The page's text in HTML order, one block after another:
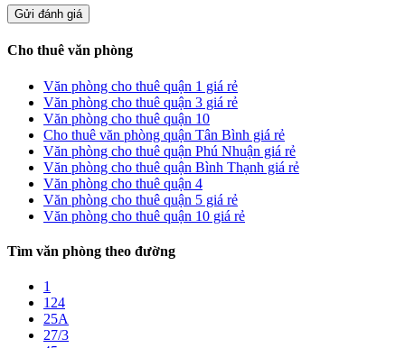
Cho thuê văn phòng
Văn phòng cho thuê quận 1 giá rẻ
Văn phòng cho thuê quận 3 giá rẻ
Văn phòng cho thuê quận 10
Cho thuê văn phòng quận Tân Bình giá rẻ
Văn phòng cho thuê quận Phú Nhuận giá rẻ
Văn phòng cho thuê quận Bình Thạnh giá rẻ
Văn phòng cho thuê quận 4
Văn phòng cho thuê quận 5 giá rẻ
Văn phòng cho thuê quận 10 giá rẻ
Tìm văn phòng theo đường
1
124
25A
27/3